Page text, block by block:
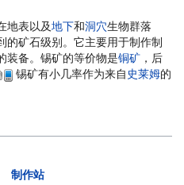
地表以及地下和洞穴生物群落
的矿石级别。它主要用于制作制
装备。锡矿的等价物是铜矿 ，后
锡矿有小几率作为来自 史莱姆的
制作站